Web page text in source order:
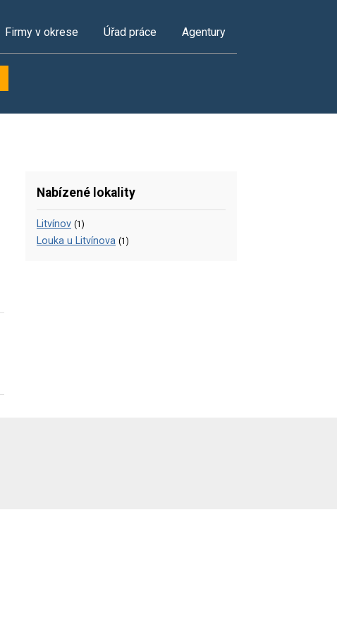
Firmy v okrese Úřad práce Agentury
Nabízené lokality
Litvínov (1)
Louka u Litvínova (1)